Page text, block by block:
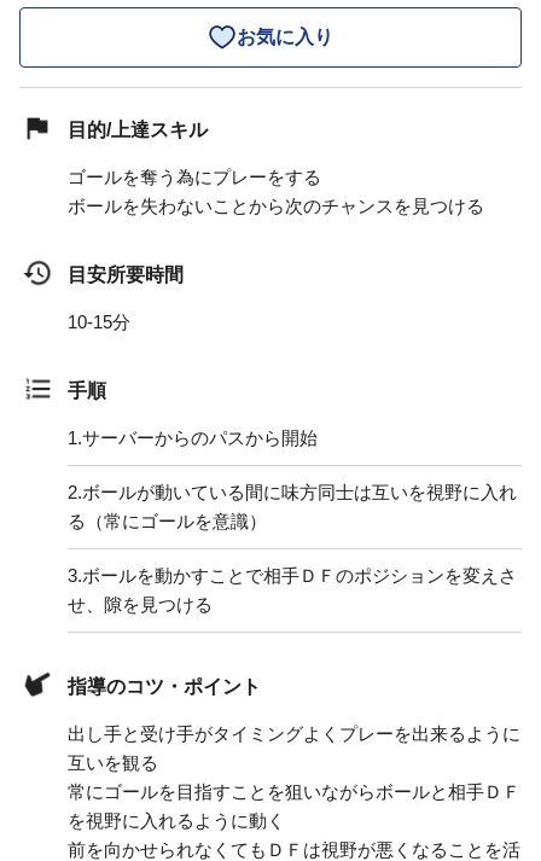
お気に入り
目的/上達スキル
ゴールを奪う為にプレーをする
ボールを失わないことから次のチャンスを見つける
目安所要時間
10-15分
手順
1.サーバーからのパスから開始
2.ボールが動いている間に味方同士は互いを視野に入れ
る（常にゴールを意識）
3.ボールを動かすことで相手ＤＦのポジションを変えさ
せ、隙を見つける
指導のコツ・ポイント
出し手と受け手がタイミングよくプレーを出来るように
互いを観る
常にゴールを目指すことを狙いながらボールと相手ＤＦ
を視野に入れるように動く
前を向かせられなくてもＤＦは視野が悪くなることを活